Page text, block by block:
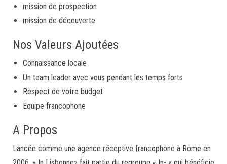
mission de prospection
mission de découverte
Nos Valeurs Ajoutées
Connaissance locale
Un team leader avec vous pendant les temps forts
Respect de votre budget
Equipe francophone
A Propos
Lancée comme une agence réceptive francophone à Rome en